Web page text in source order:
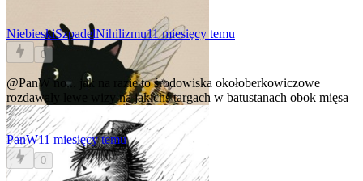
NiebieskiSzpadelNihilizmu11 miesięcy temu
0
@PanW
no... jak na razie to środowiska okołoberkowiczowe
rozdawały lewe wizy na jakichś targach w batustanach obok mięsa
PanW11 miesięcy temu
0